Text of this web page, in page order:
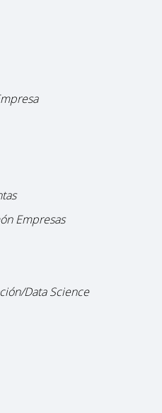
Empresas
Data Science